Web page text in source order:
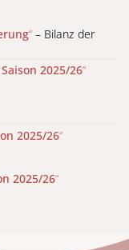
“ – Bilanz der
2025/26“
2025/26“
2025/26“